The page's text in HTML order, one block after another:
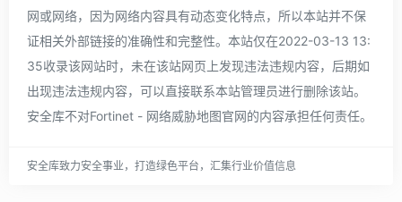
网或网络，因为网络内容具有动态变化特点，所以本站并不保
证相关外部链接的准确性和完整性。本站仅在2022-03-13 13:
35收录该网站时，未在该站网页上发现违法违规内容，后期如
出现违法违规内容，可以直接联系本站管理员进行删除该站。
安全库不对Fortinet - 网络威胁地图官网的内容承担任何责任。
安全库致力安全事业，打造绿色平台，汇集行业价值信息